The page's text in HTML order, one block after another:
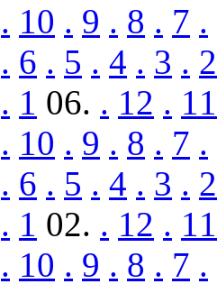
. 10 . 9 . 8 . 7 .
. 6 . 5 . 4 . 3 . 2
. 1 06. . 12 . 11
. 10 . 9 . 8 . 7 .
. 6 . 5 . 4 . 3 . 2
. 1 02. . 12 . 11
. 10 . 9 . 8 . 7 .